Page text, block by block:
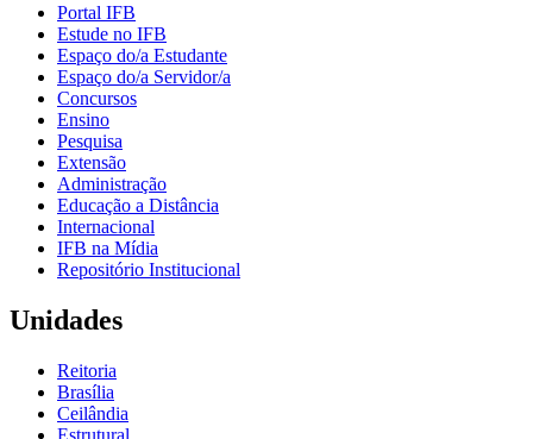
Portal IFB
Estude no IFB
Espaço do/a Estudante
Espaço do/a Servidor/a
Concursos
Ensino
Pesquisa
Extensão
Administração
Educação a Distância
Internacional
IFB na Mídia
Repositório Institucional
Unidades
Reitoria
Brasília
Ceilândia
Estrutural